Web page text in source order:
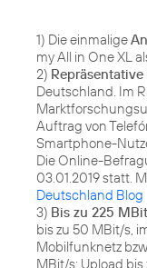
1) Die einmalige
my All in One XL
2)
Deutschland. Im
Auftrag von
Smartphone-
Die Online-
03.01.2019 statt.
Deutschland Blog
3) Bis zu 225
bis zu 50 MBit/s,
Mobilfunknetz
MBit/s; Upload